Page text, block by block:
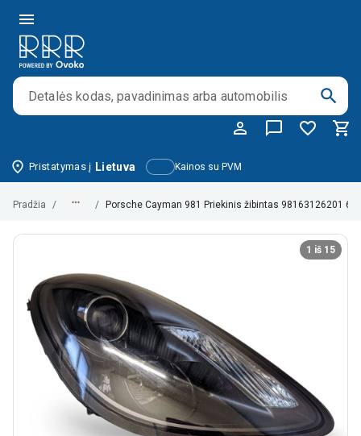
Kainos su PVM
Pristatymas į Lietuva
Pradžia / / Porsche Cayman 981 Priekinis žibintas 98163126201
1 iš 15